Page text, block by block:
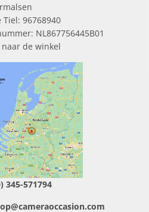
Tiel: 96768940
NL867756445B01
naar de winkel
345-571794